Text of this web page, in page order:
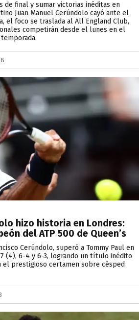
de final y sumar victorias inéditas en
Juan Manuel Cerúndolo cayó ante el
el foco se traslada al All England Club,
competirán desde el lunes en el
hizo historia en Londres:
del ATP 500 de Queen’s
Cerúndolo, superó a Tommy Paul en
(4), 6-4 y 6-3, logrando un título inédito
el prestigioso certamen sobre césped